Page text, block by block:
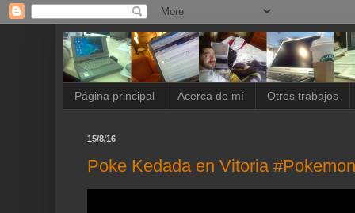
Página principal Acerca de mí Otros trabajos
15/8/16
Poke Kedada en Vitoria #Pokemon